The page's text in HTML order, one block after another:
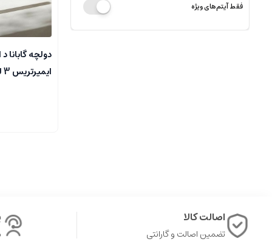
فقط آیتم‌های ویژه
دولچه گابانا
ایمپرتریس 3 لورزی
اصالت کالا
تضمین اصالت و گارانتی